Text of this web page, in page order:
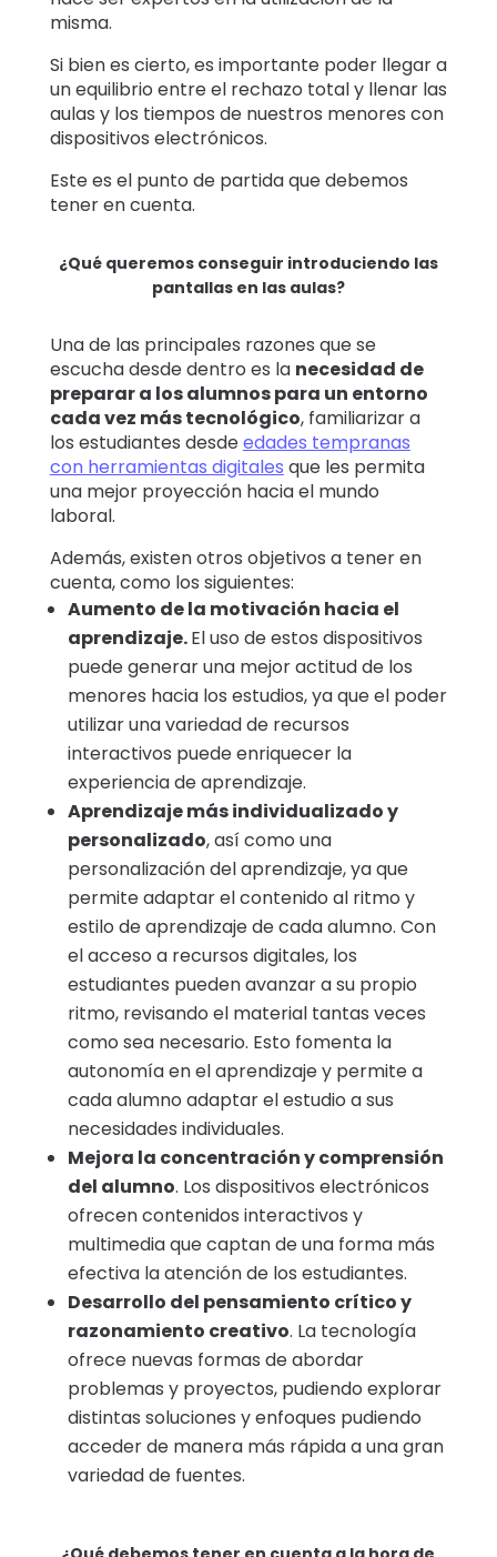
misma.
Si bien es cierto, es importante poder llegar a
un equilibrio entre el rechazo total y llenar las
aulas y los tiempos de nuestros menores con
dispositivos electrónicos.
Este es el punto de partida que debemos
tener en cuenta.
¿Qué queremos conseguir introduciendo las
pantallas en las aulas?
Una de las principales razones que se
escucha desde dentro es la necesidad de
preparar a los alumnos para un entorno
cada vez más tecnológico, familiarizar a
los estudiantes desdeedades tempranas
con herramientas digitales que les permita
una mejor proyección hacia el mundo
laboral.
Además, existen otros objetivos a tener en
cuenta, como los siguientes:
Aumento de la motivación hacia el
aprendizaje.El uso de estos dispositivos
puede generar una mejor actitud de los
menores hacia los estudios, ya que el poder
utilizar una variedad de recursos
interactivos puede enriquecer la
experiencia de aprendizaje.
Aprendizaje más individualizado y
personalizado, así como una
personalización del aprendizaje, ya que
permite adaptar el contenido al ritmo y
estilo de aprendizaje de cada alumno. Con
el acceso a recursos digitales, los
estudiantes pueden avanzar a su propio
ritmo, revisando el material tantas veces
como sea necesario. Esto fomenta la
autonomía en el aprendizaje y permite a
cada alumno adaptar el estudio a sus
necesidades individuales.
Mejora la concentración y comprensión
del alumno. Los dispositivos electrónicos
ofrecen contenidos interactivos y
multimedia que captan de una forma más
efectiva la atención de los estudiantes.
Desarrollo del pensamiento crítico y
razonamiento creativo. La tecnología
ofrece nuevas formas de abordar
problemas y proyectos, pudiendo explorar
distintas soluciones y enfoques pudiendo
acceder de manera más rápida a una gran
variedad de fuentes.